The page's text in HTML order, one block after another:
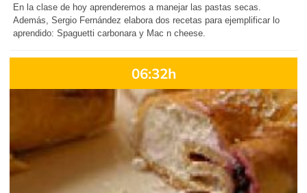
En la clase de hoy aprenderemos a manejar las pastas secas.
Además, Sergio Fernández elabora dos recetas para ejemplificar lo
aprendido: Spaguetti carbonara y Mac n cheese.
06:32h